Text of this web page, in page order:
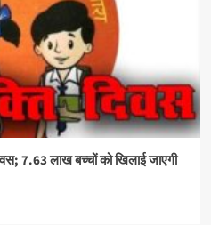
7.63 लाख बच्चों को खिलाई जाएगी